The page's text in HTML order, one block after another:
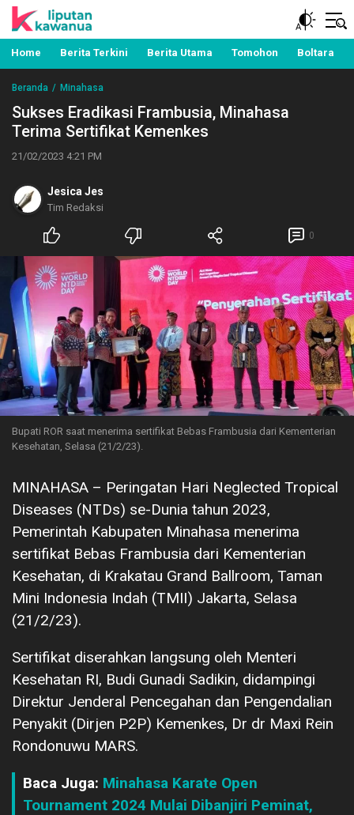
Liputan Kawanua
Berita Manado, Sulawesi Utara, Kawanua, Politik,
Pemerintahan, Hukum Kriminal dan Nasional
Home Berita Terkini Berita Utama Tomohon Boltara
Beranda Minahasa
Sukses Eradikasi Frambusia, Minahasa
Terima Sertifikat Kemenkes
21/02/2023 4:21 PM
Jesica Jes
Tim Redaksi
0
Bupati ROR saat menerima sertifikat Bebas Frambusia dari Kementerian
Kesehatan, Selasa (21/2/23).
MINAHASA – Peringatan Hari Neglected Tropical
Diseases (NTDs) se-Dunia tahun 2023,
Pemerintah Kabupaten Minahasa menerima
sertifikat Bebas Frambusia dari Kementerian
Kesehatan, di Krakatau Grand Ballroom, Taman
Mini Indonesia Indah (TMII) Jakarta, Selasa
(21/2/23).
Sertifikat diserahkan langsung oleh Menteri
Kesehatan RI, Budi Gunadi Sadikin, didampingi
Direktur Jenderal Pencegahan dan Pengendalian
Penyakit (Dirjen P2P) Kemenkes, Dr dr Maxi Rein
Rondonuwu MARS.
Baca Juga: Minahasa Karate Open
Tournament 2024 Mulai Dibanjiri Peminat,